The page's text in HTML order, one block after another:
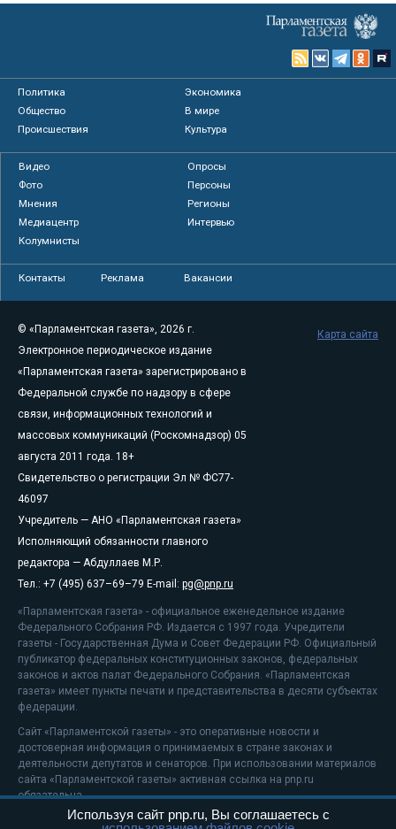
Политика
Экономика
Общество
В мире
Происшествия
Культура
Видео
Опросы
Фото
Персоны
Мнения
Регионы
Медиацентр
Интервью
Колумнисты
Контакты Реклама Вакансии
© «Парламентская газета», 2026 г.
Электронное периодическое издание
«Парламентская газета» зарегистрировано в
Федеральной службе по надзору в сфере
связи, информационных технологий и
массовых коммуникаций (Роскомнадзор) 05
августа 2011 года. 18+
Свидетельство о регистрации Эл № ФС77-
46097
Учредитель — АНО «Парламентская газета»
Исполняющий обязанности главного
редактора — Абдуллаев М.Р.
Тел.: +7 (495) 637–69–79 E-mail: pg@pnp.ru
«Парламентская газета» - официальное еженедельное издание
Федерального Собрания РФ. Издается с 1997 года. Учредители
газеты - Государственная Дума и Совет Федерации РФ. Официальный
публикатор федеральных конституционных законов, федеральных
законов и актов палат Федерального Собрания. «Парламентская
газета» имеет пункты печати и представительства в десяти субъектах
федерации.
Сайт «Парламентской газеты» - это оперативные новости и
достоверная информация о принимаемых в стране законах и
деятельности депутатов и сенаторов. При использовании материалов
сайта «Парламентской газеты» активная ссылка на pnp.ru
обязательна.
На информационном ресурсе применяютсярекомендательные
Карта сайта
Используя сайт pnp.ru, Вы соглашаетесь с